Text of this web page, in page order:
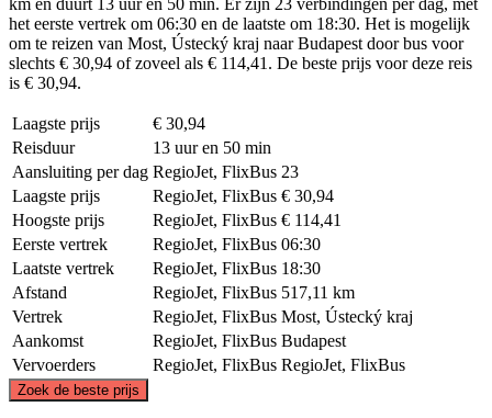
het eerste vertrek om 06:30 en de laatste om 18:30. Het is mogelijk
om te reizen van Most, Ústecký kraj naar Budapest door bus voor
slechts € 30,94 of zoveel als € 114,41. De beste prijs voor deze reis
is € 30,94.
Laagste prijs
€ 30,94
Reisduur
13 uur en 50 min
Aansluiting per dag RegioJet, FlixBus 23
Laagste prijs
RegioJet, FlixBus € 30,94
Hoogste prijs
RegioJet, FlixBus € 114,41
Eerste vertrek
RegioJet, FlixBus 06:30
Laatste vertrek
RegioJet, FlixBus 18:30
Afstand
RegioJet, FlixBus 517,11 km
Vertrek
RegioJet, FlixBus Most, Ústecký kraj
Aankomst
RegioJet, FlixBus Budapest
Vervoerders
RegioJet, FlixBus RegioJet, FlixBus
Zoek de beste prijs
©CARTO, ©OpenStreetMapcontributors